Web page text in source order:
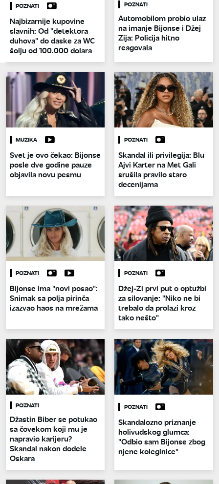
POZNATI
Najbizarnije kupovine
slavnih: Od "detektora
duhova" do daske za WC
šolju od 100.000 dolara
POZNATI
Automobilom probio ulaz
na imanje Bijonse i Džej
Zija: Policija hitno
reagovala
MUZIKA
Svet je ovo čekao: Bijonse
posle dve godine pauze
objavila novu pesmu
POZNATI
Skandal ili privilegija: Blu
Ajvi Karter na Met Gali
srušila pravilo staro
decenijama
POZNATI
Bijonse ima "novi posao":
Snimak sa polja pirinča
izazvao haos na mrežama
POZNATI
Džej-Zi prvi put o optužbi
za silovanje: "Niko ne bi
trebalo da prolazi kroz
tako nešto"
POZNATI
Džastin Biber se potukao
sa čovekom koji mu je
napravio karijeru?
Skandal nakon dodele
Oskara
POZNATI
Skandalozno priznanje
holivudskog glumca:
"Odbio sam Bijonse zbog
njene koleginice"